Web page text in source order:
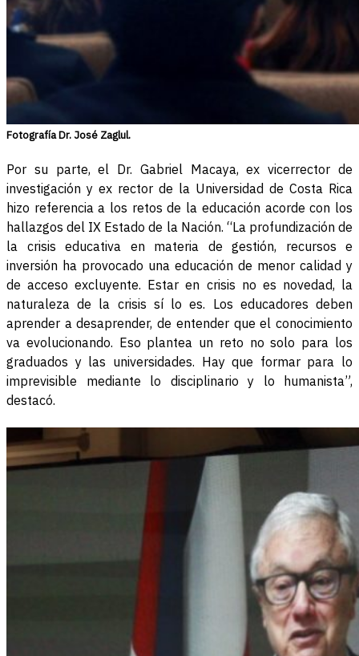
Fotografía Dr. José Zaglul.
Por su parte, el Dr. Gabriel Macaya, ex vicerrector de
investigación y ex rector de la Universidad de Costa Rica
hizo referencia a los retos de la educación acorde con los
hallazgos del IX Estado de la Nación. “La profundización de
la crisis educativa en materia de gestión, recursos e
inversión ha provocado una educación de menor calidad y
de acceso excluyente. Estar en crisis no es novedad, la
naturaleza de la crisis sí lo es. Los educadores deben
aprender a desaprender, de entender que el conocimiento
va evolucionando. Eso plantea un reto no solo para los
graduados y las universidades. Hay que formar para lo
imprevisible mediante lo disciplinario y lo humanista”,
destacó.